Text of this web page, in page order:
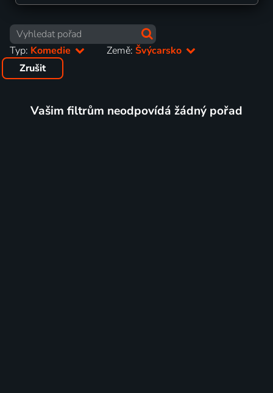
Typ: Komedie Země:Švýcarsko
Zrušit
Vašim filtrům neodpovídá žádný pořad